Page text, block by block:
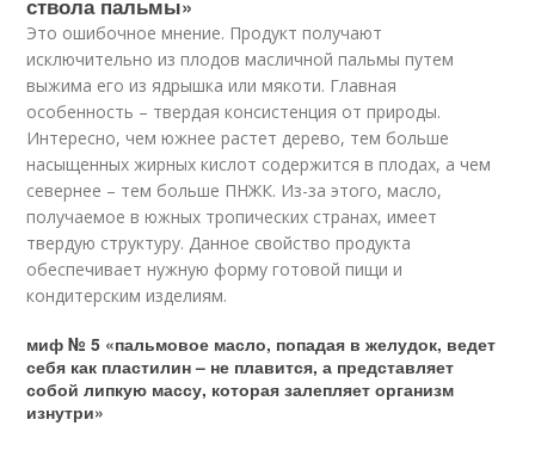
ствола пальмы»
Это ошибочное мнение. Продукт получают
исключительно из плодов масличной пальмы путем
выжима его из ядрышка или мякоти. Главная
особенность – твердая консистенция от природы.
Интересно, чем южнее растет дерево, тем больше
насыщенных жирных кислот содержится в плодах, а чем
севернее – тем больше ПНЖК. Из-за этого, масло,
получаемое в южных тропических странах, имеет
твердую структуру. Данное свойство продукта
обеспечивает нужную форму готовой пищи и
кондитерским изделиям.
миф № 5 «пальмовое масло, попадая в желудок, ведет
себя как пластилин – не плавится, а представляет
собой липкую массу, которая залепляет организм
изнутри»